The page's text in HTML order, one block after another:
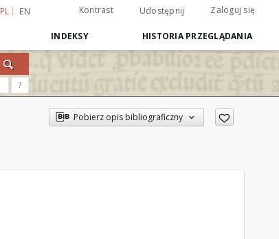
PL EN Kontrast Udostępnij Zaloguj się
INDEKSY HISTORIA PRZEGLĄDANIA
?
Pobierz opis bibliograficzny